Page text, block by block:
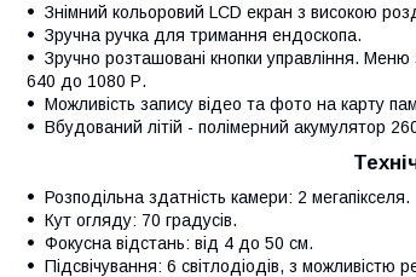
Знімний кольоровий LCD екран з високою
Зручна ручка для тримання ендоскопа.
Зручно розташовані кнопки управління. Меню
640 до 1080 Р.
Можливість запису відео та фото на карту
Вбудований літій - полімерний акумулятор
Розподільна здатність камери: 2 мегапікселя.
Кут огляду: 70 градусів.
Фокусна відстань: від 4 до 50 см.
Підсвічування: 6 світлодіодів, з можливістю